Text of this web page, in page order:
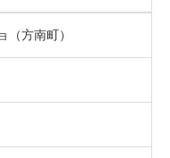
（方南町）